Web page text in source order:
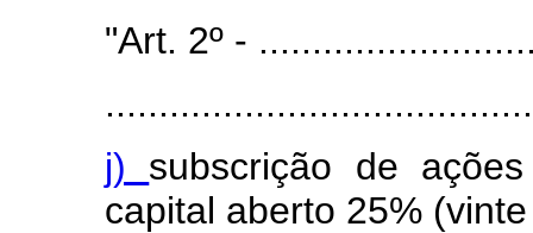
"Art. 2º -
j) subscrição de
capital aberto 25%